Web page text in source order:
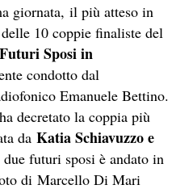
giornata, il più atteso in
10 coppie finaliste del
Sposi in
condotto dal
Emanuele Bettino.
decretato la coppia più
da Katia Schiavuzzo e
futuri sposi è andato in
di Marcello Di Mari